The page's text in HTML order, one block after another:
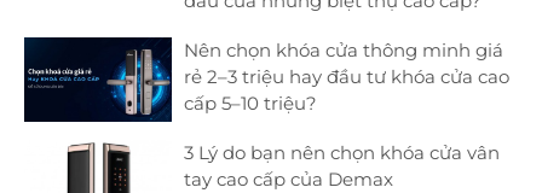
Nên chọn khóa cửa thông minh giá
rẻ 2–3 triệu hay đầu tư khóa cửa cao
cấp 5–10 triệu?
3 Lý do bạn nên chọn khóa cửa vân
tay cao cấp của Demax